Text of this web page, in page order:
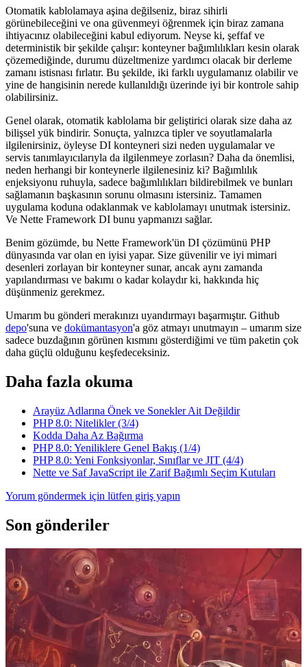
Otomatik kablolamaya aşina değilseniz, biraz sihirli
görünebileceğini ve ona güvenmeyi öğrenmek için biraz zamana
ihtiyacınız olabileceğini kabul ediyorum. Neyse ki, şeffaf ve
deterministik bir şekilde çalışır: konteyner bağımlılıkları kesin olarak
çözemediğinde, durumu düzeltmenize yardımcı olacak bir derleme
zamanı istisnası fırlatır. Bu şekilde, iki farklı uygulamanız olabilir ve
yine de hangisinin nerede kullanıldığı üzerinde iyi bir kontrole sahip
olabilirsiniz.
Genel olarak, otomatik kablolama bir geliştirici olarak size daha az
bilişsel yük bindirir. Sonuçta, yalnızca tipler ve soyutlamalarla
ilgilenirsiniz, öyleyse DI konteyneri sizi neden uygulamalar ve
servis tanımlayıcılarıyla da ilgilenmeye zorlasın? Daha da önemlisi,
neden herhangi bir konteynerle ilgilenesiniz ki? Bağımlılık
enjeksiyonu ruhuyla, sadece bağımlılıkları bildirebilmek ve bunları
sağlamanın başkasının sorunu olmasını istersiniz. Tamamen
uygulama koduna odaklanmak ve kablolamayı unutmak istersiniz.
Ve Nette Framework DI bunu yapmanızı sağlar.
Benim gözümde, bu Nette Framework'ün DI çözümünü PHP
dünyasında var olan en iyisi yapar. Size güvenilir ve iyi mimari
desenleri zorlayan bir konteyner sunar, ancak aynı zamanda
yapılandırması ve bakımı o kadar kolaydır ki, hakkında hiç
düşünmeniz gerekmez.
Umarım bu gönderi merakınızı uyandırmayı başarmıştır. Github
depo'suna ve dokümantasyon'a göz atmayı unutmayın – umarım size
sadece buzdağının görünen kısmını gösterdiğimi ve tüm paketin çok
daha güçlü olduğunu keşfedeceksiniz.
Daha fazla okuma
Arayüz Adlarına Önek ve Sonekler Ait Değildir
PHP 8.0: Nitelikler (3/4)
Kodda Daha Az Bağırma
PHP 8.0: Yeniliklere Genel Bakış (1/4)
PHP 8.0: Yeni Fonksiyonlar, Sınıflar ve JIT (4/4)
Nette ve Saf JavaScript ile Zarif Bağımlı Seçim Kutuları
Yorum göndermek için lütfen giriş yapın
Son gönderiler